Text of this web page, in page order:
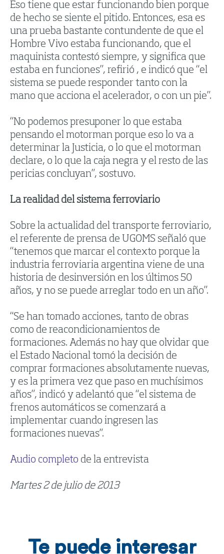
Eso tiene que estar funcionando bien porque
de hecho se siente el pitido. Entonces, esa es
una prueba bastante contundente de que el
Hombre Vivo estaba funcionando, que el
maquinista contestó siempre, y significa que
estaba en funciones”, refirió , e indicó que “el
sistema se puede responder tanto con la
mano que acciona el acelerador, o con un pie”.
“No podemos presuponer lo que estaba
pensando el motorman porque eso lo va a
determinar la Justicia, o lo que el motorman
declare, o lo que la caja negra y el resto de las
pericias concluyan”, sostuvo.
La realidad del sistema ferroviario
Sobre la actualidad del transporte ferroviario,
el referente de prensa de UGOMS señaló que
“tenemos que marcar el contexto porque la
industria ferroviaria argentina viene de una
historia de desinversión en los últimos 50
años, y no se puede arreglar todo en un año”.
“Se han tomado acciones, tanto de obras
como de reacondicionamientos de
formaciones. Además no hay que olvidar que
el Estado Nacional tomó la decisión de
comprar formaciones absolutamente nuevas,
y es la primera vez que paso en muchísimos
años”, indicó y adelantó que “el sistema de
frenos automáticos se comenzará a
implementar cuando ingresen las
formaciones nuevas”.
Audio completo de la entrevista
Martes 2 de julio de 2013
Te puede interesar